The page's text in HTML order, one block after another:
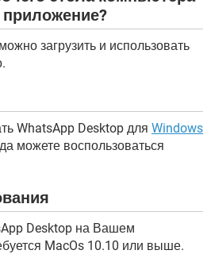
загрузить и использовать
WhatsApp Desktop для Windows
можете воспользоваться
Desktop на Вашем
MacOs 10.10 или выше.